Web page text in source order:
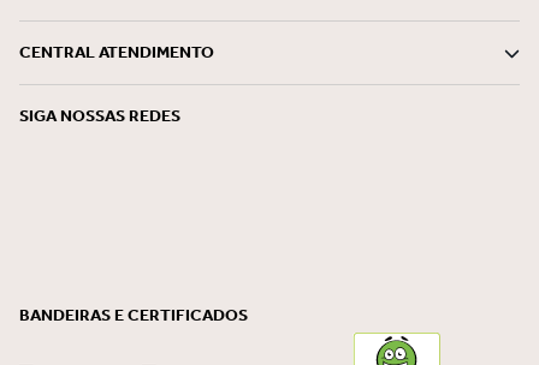
CENTRAL ATENDIMENTO
SIGA NOSSAS REDES
BANDEIRAS E CERTIFICADOS